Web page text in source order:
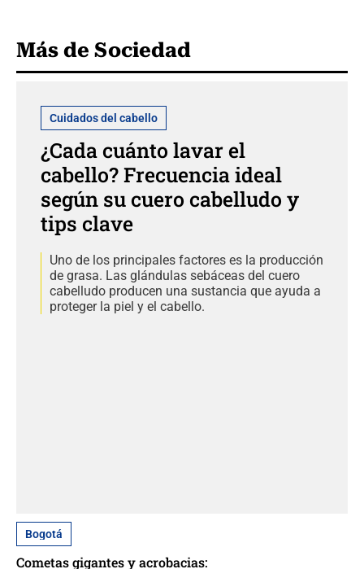
Más de Sociedad
Cuidados del cabello
¿Cada cuánto lavar el
cabello? Frecuencia ideal
según su cuero cabelludo y
tips clave
Uno de los principales factores es la producción
de grasa. Las glándulas sebáceas del cuero
cabelludo producen una sustancia que ayuda a
proteger la piel y el cabello.
Bogotá
Cometas gigantes y acrobacias: